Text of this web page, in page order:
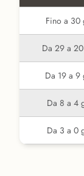
Fino a 30
Da 29 a
Da 19 a 9
Da 8 a 4
Da 3 a 0